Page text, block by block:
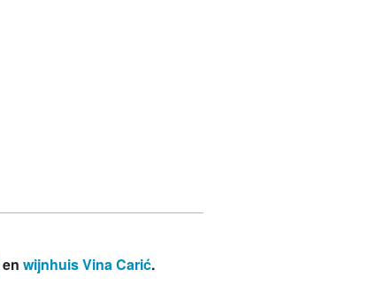
Best uit de Test: Orahovica Pinot Sivi 2019
enwijnhuis Vina Carić.